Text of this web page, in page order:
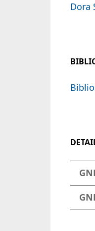
Dora